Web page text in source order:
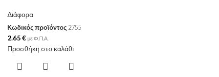
Διάφορα
Κωδικός προϊόντος 2755
2.65€ με Φ.Π.Α.
Προσθήκη στο καλάθι